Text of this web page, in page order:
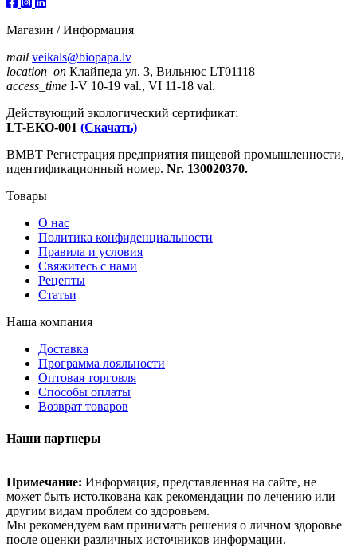
Магазин / Информация
mail veikals@biopapa.lv
location_on Клайпеда ул. 3, Вильнюс LT01118
access_time I-V 10-19 val., VI 11-18 val.
Действующий экологический сертификат:
LT-EKO-001 (Скачать)
ВМВТ Регистрация предприятия пищевой промышленности,
идентификационный номер. Nr. 130020370.
Товары
О нас
Политика конфиденциальности
Правила и условия
Свяжитесь с нами
Рецепты
Статьи
Наша компания
Доставка
Программа лояльности
Оптовая торговля
Способы оплаты
Возврат товаров
Наши партнеры
Примечание: Информация, представленная на сайте, не
может быть истолкована как рекомендации по лечению или
другим видам проблем со здоровьем.
Мы рекомендуем вам принимать решения о личном здоровье
после оценки различных источников информации.